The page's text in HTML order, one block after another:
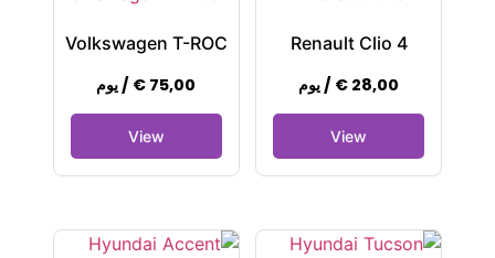
Renault Clio 4
€ 28,00 / يوم
Volkswagen T-ROC
€ 75,00 / يوم